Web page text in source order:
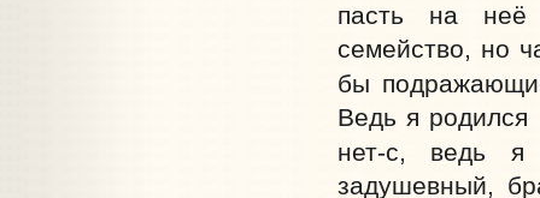
пасть на
семейство, но
бы
Ведь я родился
нет‑с, ведь
задушевный,